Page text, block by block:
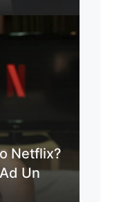
Netflix?
Un